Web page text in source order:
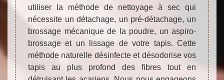
utiliser la méthode de nettoyage à sec qui
nécessite un détachage, un pré-détachage, un
brossage mécanique de la poudre, un aspiro-
brossage et un lissage de votre tapis. Cette
méthode naturelle désinfecte et désodorise vos
tapis au plus profond des fibres tout en